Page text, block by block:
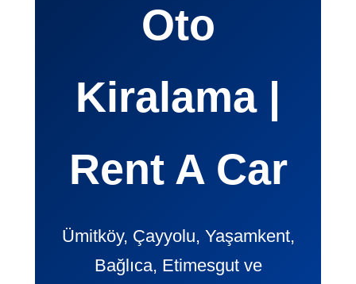
Oto
Kiralama |
Rent A Car
Ümitköy, Çayyolu, Yaşamkent,
Bağlıca, Etimesgut ve